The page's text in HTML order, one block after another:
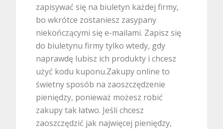
zapisywać się na biuletyn każdej firmy,
bo wkrótce zostaniesz zasypany
niekończącymi się e-mailami. Zapisz się
do biuletynu firmy tylko wtedy, gdy
naprawdę lubisz ich produkty i chcesz
użyć kodu kuponu.Zakupy online to
świetny sposób na zaoszczędzenie
pieniędzy, ponieważ możesz robić
zakupy tak łatwo. Jeśli chcesz
zaoszczędzić jak najwięcej pieniędzy,